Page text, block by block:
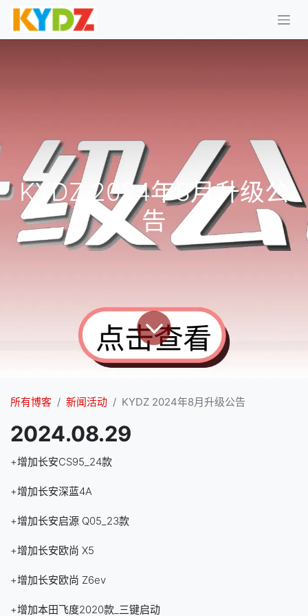
KYDZ 2024年8月升级公
告
所有博客 新闻活动 KYDZ 2024年8月升级公告
2024.08.29
+增加长安CS95_24款
+增加长安深蓝4A
+增加长安启源 Q05_23款
+增加长安欧尚 X5
+增加长安欧尚 Z6ev
+增加本田飞度2020款_三键启动